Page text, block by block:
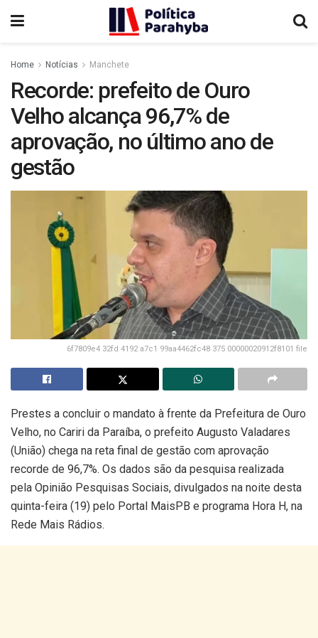
Home Notícias Manchete
Recorde: prefeito de Ouro
Velho alcança 96,7% de
aprovação, no último ano de
gestão
6f7809e4 32fd 4192 a7c1 99aa4462fc48 375 00000020912f8101 file
Prestes a concluir o mandato à frente da Prefeitura de Ouro
Velho, no Cariri da Paraíba, o prefeito Augusto Valadares
(União) chega na reta final de gestão com aprovação
recorde de 96,7%. Os dados são da pesquisa realizada
pela Opinião Pesquisas Sociais, divulgados na noite desta
quinta-feira (19) pelo Portal MaisPB e programa Hora H, na
Rede Mais Rádios.